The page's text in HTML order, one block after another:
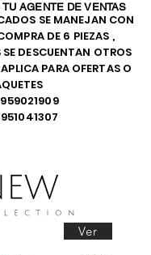
SE MANEJAN CON
DE 6 PIEZAS ,
SE DESCUENTAN OTROS
PARA OFERTAS O
Ver
AGENTE DE VENTAS